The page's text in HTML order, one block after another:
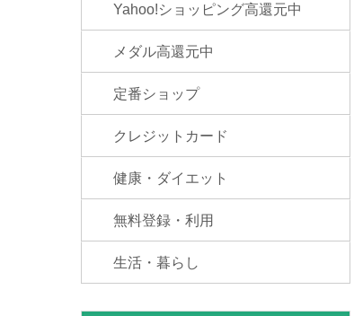
Yahoo!ショッピング高還元中
メダル高還元中
定番ショップ
クレジットカード
健康・ダイエット
無料登録・利用
生活・暮らし